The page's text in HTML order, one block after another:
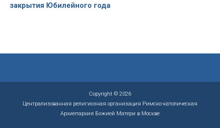
закрытия Юбилейного года
Copyright © 2026
Централизованная религиозная организация Римско-католическая
Архиепархия Божией Матери в Москве